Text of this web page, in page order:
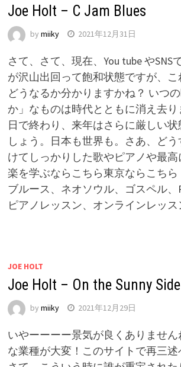
Joe Holt – C Jam Blues
by miiky 2021年12月31日
さて、さて、現在、You tube やSNS
が沢山出回って飽和状態ですが、
どうなるか分かりますかね？ いつ
か」なものは時代とともに消え去
日で終わり、来年はさらに厳しい
しょう。日本も世界も。さあ、ど
けてしっかりした歌やピアノや最
楽を学ぶならこちら東京ならこちら
ブルース、ネオソウル、ゴスペル、
ピアノレッスン、オンラインレッス
JOE HOLT
Joe Holt – On the Sunny
by miiky 2021年12月29日
いやーーーー景気が良くありませ
な業種が大変！このサイトで再三述